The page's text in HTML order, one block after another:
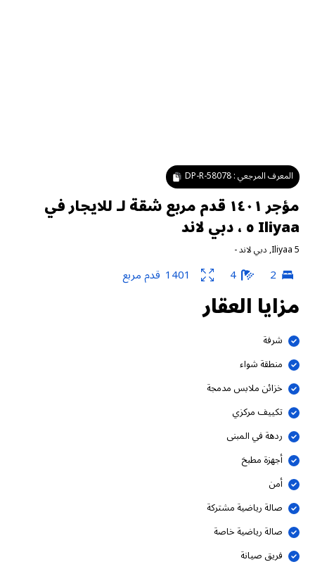
المعرف المرجعي :DP-R-58078
مؤجر ١٤٠١ قدم مربع شقة لـ للايجار في
Iliyaa ٥ ، دبي لاند
Iliyaa 5
,دبي لاند-
2
4
1401 قدم مربع
مزايا العقار
شرفة
منطقة شواء
خزائن ملابس مدمجة
تكييف مركزي
ردهة في المبنى
أجهزة مطبخ
أمن
صالة رياضية مشتركة
صالة رياضية خاصة
فريق صيانة